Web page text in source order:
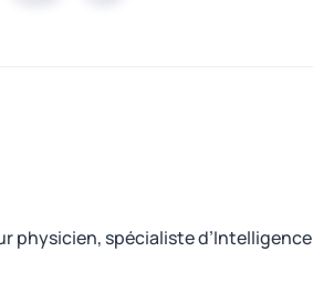
physicien, spécialiste d’Intelligence